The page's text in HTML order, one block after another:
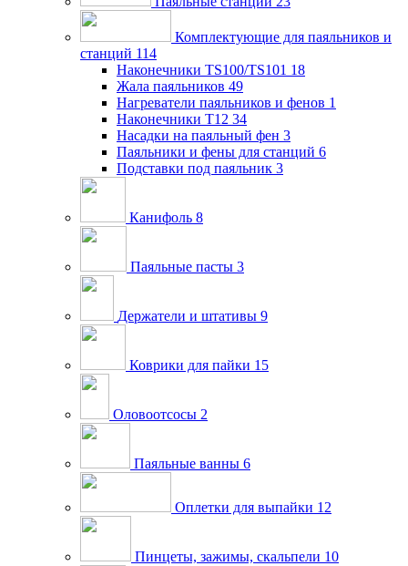
Комплектующие для паяльников и
станций 114
Наконечники TS100/TS101 18
Жала паяльников 49
Нагреватели паяльников и фенов 1
Наконечники T12 34
Насадки на паяльный фен 3
Паяльники и фены для станций 6
Подставки под паяльник 3
Канифоль 8
Паяльные пасты 3
Держатели и штативы 9
Коврики для пайки 15
Оловоотсосы 2
Паяльные ванны 6
Оплетки для выпайки 12
Пинцеты, зажимы, скальпели 10